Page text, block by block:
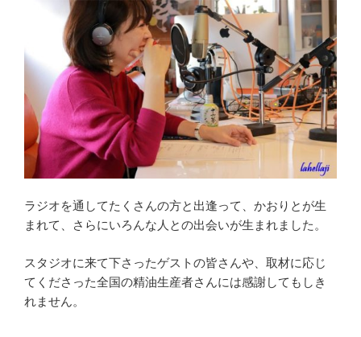
ラジオを通してたくさんの方と出逢って、かおりとが生
まれて、さらにいろんな人との出会いが生まれました。
スタジオに来て下さったゲストの皆さんや、取材に応じ
てくださった全国の精油生産者さんには感謝してもしき
れません。